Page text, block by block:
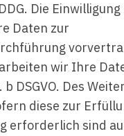
Die
Daten zur
wir Ihre
DSGVO. Des
diese zur
erforderlich sind